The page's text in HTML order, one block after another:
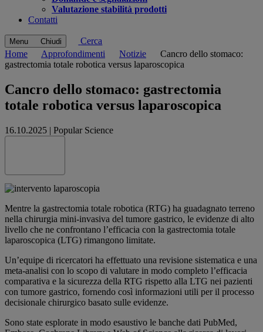
Valutazione stabilità prodotti
Contatti
Menu Chiudi
Cerca
Home
Approfondimenti Notizie
Cancro dello stomaco:
gastrectomia totale robotica versus laparoscopica
Cancro dello stomaco: gastrectomia
totale robotica versus laparoscopica
16.10.2025 | Popular Science
Mentre la gastrectomia totale robotica (RTG) ha guadagnato terreno
nella chirurgia mini-invasiva del tumore gastrico, le evidenze di alto
livello che ne confrontano l’efficacia con la gastrectomia totale
laparoscopica (LTG) rimangono limitate.
Un’equipe di ricercatori ha effettuato una revisione sistematica e una
meta-analisi con lo scopo di valutare in modo completo l’efficacia
comparativa e la sicurezza della RTG rispetto alla LTG nei pazienti
con tumore gastrico, fornendo così informazioni utili per il processo
decisionale chirurgico basato sulle evidenze.
Sono state esplorate in modo esaustivo le banche dati PubMed,